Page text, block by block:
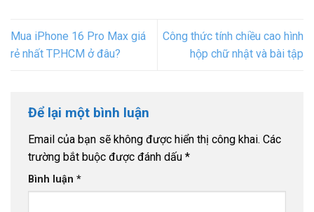
Mua iPhone 16 Pro Max giá
rẻ nhất TP.HCM ở đâu?
Công thức tính chiều cao hình
hộp chữ nhật và bài tập
Để lại một bình luận
Email của bạn sẽ không được hiển thị công khai. Các
trường bắt buộc được đánh dấu *
Bình luận *